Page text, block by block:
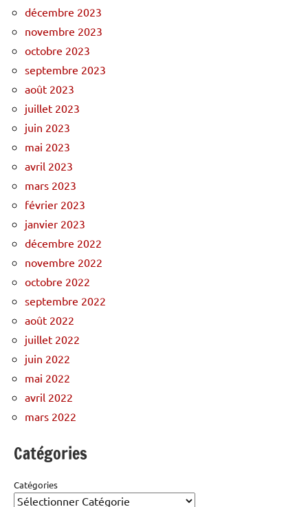
décembre 2023
novembre 2023
octobre 2023
septembre 2023
août 2023
juillet 2023
juin 2023
mai 2023
avril 2023
mars 2023
février 2023
janvier 2023
décembre 2022
novembre 2022
octobre 2022
septembre 2022
août 2022
juillet 2022
juin 2022
mai 2022
avril 2022
mars 2022
Catégories
Catégories